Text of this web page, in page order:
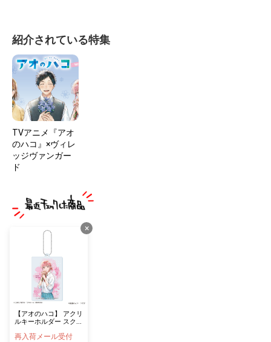
紹介されている特集
TVアニメ『アオ
のハコ』×ヴィレ
ッジヴァンガー
ド
×
【アオのハコ】 アクリ
ルキーホルダー スクエ
再入荷メール受付